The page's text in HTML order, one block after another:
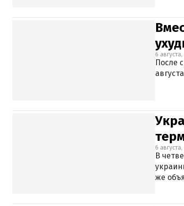
6 августа,
После
6 августа,
В
же